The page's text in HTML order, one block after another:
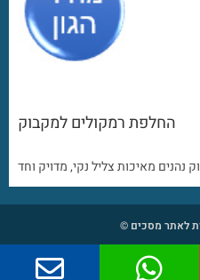
החלפת רמקולים למקבוק
לאתר מסכים ©